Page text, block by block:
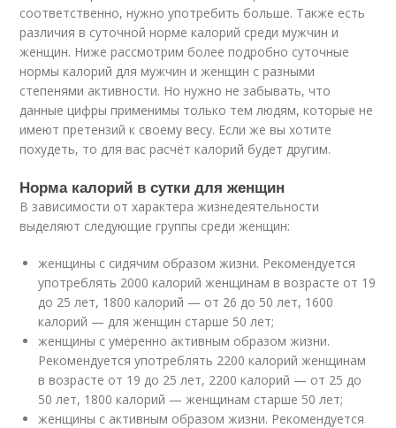
соответственно, нужно употребить больше. Также есть
различия в суточной норме калорий среди мужчин и
женщин. Ниже рассмотрим более подробно суточные
нормы калорий для мужчин и женщин с разными
степенями активности. Но нужно не забывать, что
данные цифры применимы только тем людям, которые не
имеют претензий к своему весу. Если же вы хотите
похудеть, то для вас расчёт калорий будет другим.
Норма калорий в сутки для женщин
В зависимости от характера жизнедеятельности
выделяют следующие группы среди женщин:
женщины с сидячим образом жизни. Рекомендуется
употреблять 2000 калорий женщинам в возрасте от 19
до 25 лет, 1800 калорий — от 26 до 50 лет, 1600
калорий — для женщин старше 50 лет;
женщины с умеренно активным образом жизни.
Рекомендуется употреблять 2200 калорий женщинам
в возрасте от 19 до 25 лет, 2200 калорий — от 25 до
50 лет, 1800 калорий — женщинам старше 50 лет;
женщины с активным образом жизни. Рекомендуется